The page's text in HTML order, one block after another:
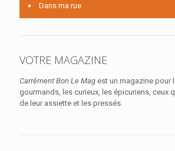
Dans ma rue
VOTRE MAGAZINE
Carrément Bon Le Mag est un magazine pour
gourmands, les curieux, les épicuriens, ceux
de leur assiette et les pressés.